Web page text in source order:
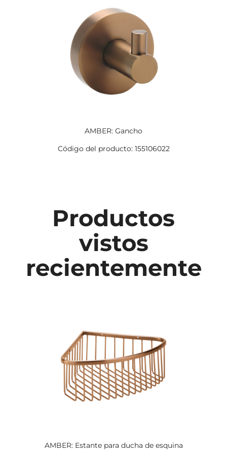
AMBER: Gancho
Código del producto: 155106022
Productos
vistos
recientemente
AMBER: Estante para ducha de esquina